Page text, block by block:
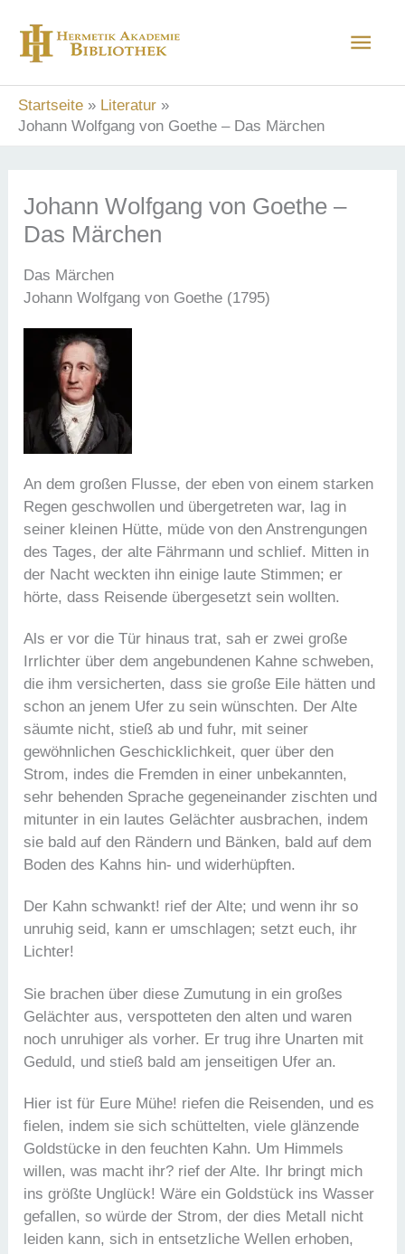
Inhalt
springen
Startseite
Literatur
Johann Wolfgang von Goethe – Das Märchen
Johann Wolfgang von Goethe –
Das Märchen
Das Märchen
Johann Wolfgang von Goethe (1795)
An dem großen Flusse, der eben von einem starken
Regen geschwollen und übergetreten war, lag in
seiner kleinen Hütte, müde von den Anstrengungen
des Tages, der alte Fährmann und schlief. Mitten in
der Nacht weckten ihn einige laute Stimmen; er
hörte, dass Reisende übergesetzt sein wollten.
Als er vor die Tür hinaus trat, sah er zwei große
Irrlichter über dem angebundenen Kahne schweben,
die ihm versicherten, dass sie große Eile hätten und
schon an jenem Ufer zu sein wünschten. Der Alte
säumte nicht, stieß ab und fuhr, mit seiner
gewöhnlichen Geschicklichkeit, quer über den
Strom, indes die Fremden in einer unbekannten,
sehr behenden Sprache gegeneinander zischten und
mitunter in ein lautes Gelächter ausbrachen, indem
sie bald auf den Rändern und Bänken, bald auf dem
Boden des Kahns hin- und widerhüpften.
Der Kahn schwankt! rief der Alte; und wenn ihr so
unruhig seid, kann er umschlagen; setzt euch, ihr
Lichter!
Sie brachen über diese Zumutung in ein großes
Gelächter aus, verspotteten den alten und waren
noch unruhiger als vorher. Er trug ihre Unarten mit
Geduld, und stieß bald am jenseitigen Ufer an.
Hier ist für Eure Mühe! riefen die Reisenden, und es
fielen, indem sie sich schüttelten, viele glänzende
Goldstücke in den feuchten Kahn. Um Himmels
willen, was macht ihr? rief der Alte. Ihr bringt mich
ins größte Unglück! Wäre ein Goldstück ins Wasser
gefallen, so würde der Strom, der dies Metall nicht
leiden kann, sich in entsetzliche Wellen erhoben,